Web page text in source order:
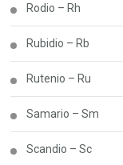
Rodio – Rh
Rubidio – Rb
Rutenio – Ru
Samario – Sm
Scandio – Sc